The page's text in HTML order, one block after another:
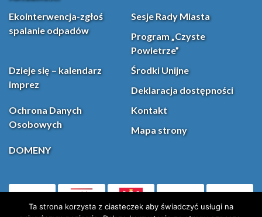
Ekointerwencja-zgłoś
spalanie odpadów
Sesje Rady Miasta
Program „Czyste
Powietrze”
Dzieje się – kalendarz
imprez
Środki Unijne
Deklaracja dostępności
Ochrona Danych
Osobowych
Kontakt
Mapa strony
DOMENY
(otwiera się w nowej karcie)Facebook
Ta strona korzysta z ciasteczek aby świadczyć usługi na